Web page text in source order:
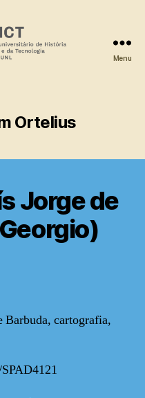
Menu
Ortelius
Jorge de
Barbuda, cartografia,